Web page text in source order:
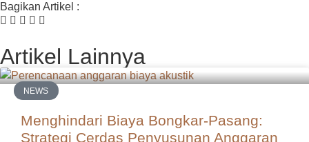
Bagikan Artikel :
Artikel Lainnya
NEWS
Menghindari Biaya Bongkar-Pasang:
Strategi Cerdas Penyusunan Anggaran